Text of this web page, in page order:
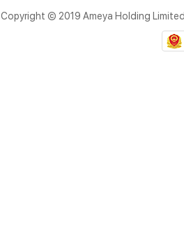
Copyright © 2019 Ameya Holding